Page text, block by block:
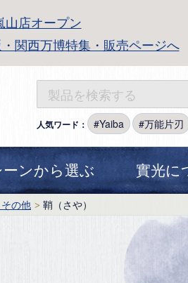
山店オープン
関西万博特集・販売ページへ
人気ワード： Yaiba 万能片刃
ーンから選ぶ 實光に
の他 鞘（さや）